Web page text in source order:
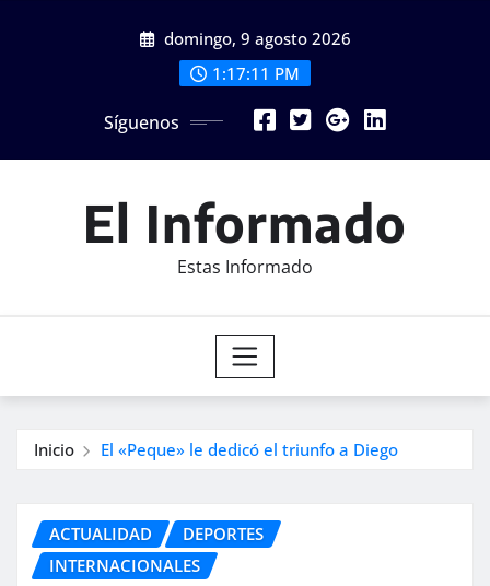
domingo, 9 agosto 2026
1:17:13 PM
Síguenos
El Informado
Estas Informado
Inicio El «Peque» le dedicó el triunfo a Diego
ACTUALIDAD
DEPORTES
INTERNACIONALES